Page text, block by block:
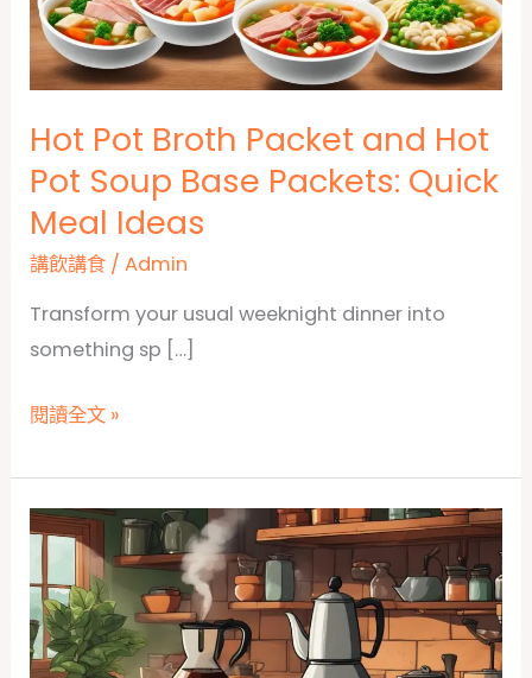
Hot Pot Broth Packet and Hot
Pot Soup Base Packets: Quick
Meal Ideas
講飲講食 /Admin
Transform your usual weeknight dinner into
something sp […]
Hot
Broth
Packet
and
Hot
Pot
Soup
閱讀全文 »